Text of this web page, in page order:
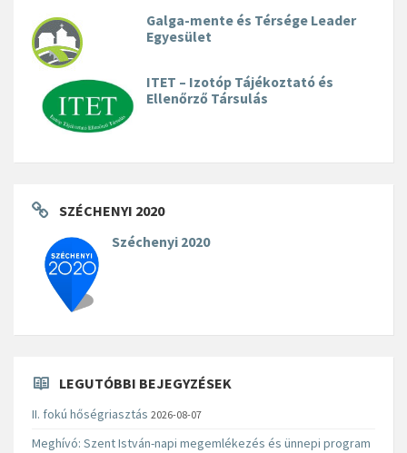
Galga-mente és Térsége Leader
Egyesület
ITET – Izotóp Tájékoztató és
Ellenőrző Társulás
SZÉCHENYI 2020
Széchenyi 2020
LEGUTÓBBI BEJEGYZÉSEK
II. fokú hőségriasztás 2026-08-07
Meghívó: Szent István-napi megemlékezés és ünnepi program